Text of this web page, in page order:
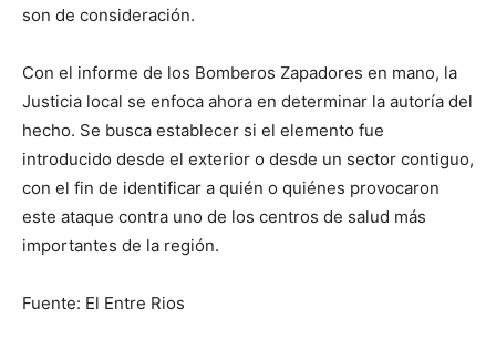
son de consideración.
Con el informe de los Bomberos Zapadores en mano, la
Justicia local se enfoca ahora en determinar la autoría del
hecho. Se busca establecer si el elemento fue
introducido desde el exterior o desde un sector contiguo,
con el fin de identificar a quién o quiénes provocaron
este ataque contra uno de los centros de salud más
importantes de la región.
Fuente: El Entre Rios